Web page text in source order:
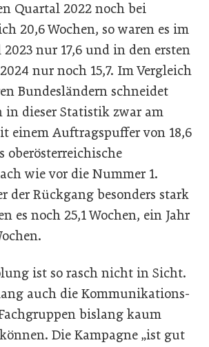
Quartal 2022 noch bei
20,6 Wochen, so waren es im
nur 17,6 und in den ersten
nur noch 15,7. Im Vergleich
Bundesländern schneidet
in dieser Statistik zwar am
einem Auftragspuffer von 18,6
oberösterreichische
wie vor die Nummer 1.
der Rückgang besonders stark
es noch 25,1 Wochen, ein Jahr
ist so rasch nicht in Sicht.
auch die Kommunikations-
bislang kaum
Die Kampagne „ist gut